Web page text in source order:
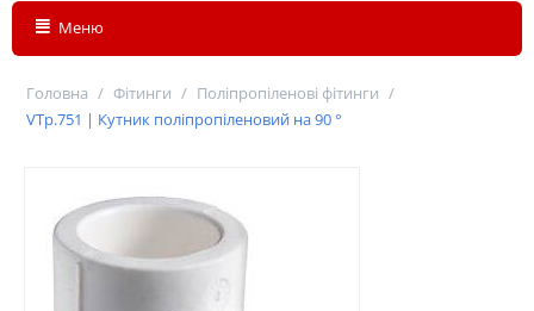
Меню
Головна / Фітинги / Поліпропіленові фітинги /
VTp.751 | Кутник поліпропіленовий на 90 °